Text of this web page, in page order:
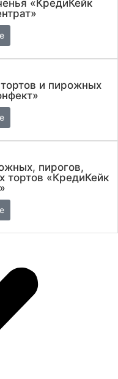
«КредиКейк
и пирожных
пирогов,
тортов «КредиКейк